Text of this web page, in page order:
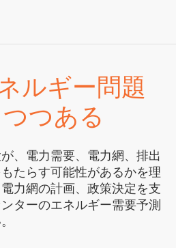
ルギー問題
つある
、電力需要、電力網、排出
たらす可能性があるかを理
力網の計画、政策決定を支
ターのエネルギー需要予測